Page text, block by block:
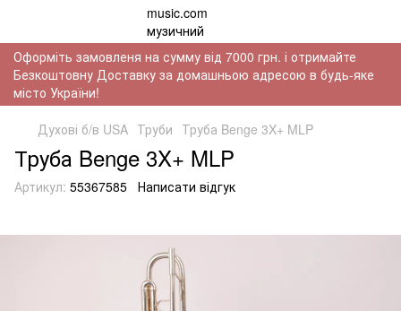
Оформіть замовленя на сумму від 7000 грн. і отримайте
Безкоштовну Доставку за домашньою адресою в будь-яке
місто України!
Духові б/в USA Труби Труба Benge 3X+ MLP
Труба Benge 3X+ MLP
Артикул: 55367585 Написати відгук